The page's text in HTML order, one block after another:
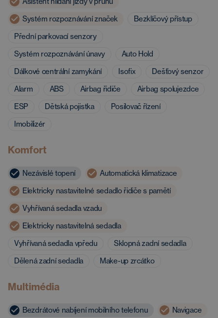
Systém rozpoznávání značek
Bezklíčový přístup
Přední parkovací senzory
Systém rozpoznávání únavy
Auto Hold
Dálkové centrální zamykání
Isofix
Dešťový senzor
Alarm
ABS Airbag řidiče
Airbag spolujezdce
ESP
Dětská pojistka
Posilovač řízení
Imobilizér
Komfort
Nezávislé topení
Automatická klimatizace
Elektricky nastavitelné sedadlo řidiče s pamětí
Vyhřívaná sedadla vzadu
Elektricky nastavitelná sedadla
Vyhřívaná sedadla vpředu
Sklopná zadní sedadla
Dělená zadní sedadla
Make-up zrcátko
Multimédia
Bezdrátové nabíjení mobilního telefonu
Navigace